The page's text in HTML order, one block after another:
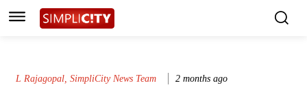
L Rajagopal, SimpliCity News Team 2 months ago